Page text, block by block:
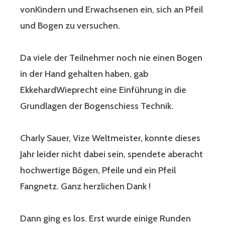
vonKindern und Erwachsenen ein, sich an Pfeil
und Bogen zu versuchen.
Da viele der Teilnehmer noch nie einen Bogen
in der Hand gehalten haben, gab
EkkehardWieprecht eine Einführung in die
Grundlagen der Bogenschiess Technik.
Charly Sauer, Vize Weltmeister, konnte dieses
Jahr leider nicht dabei sein, spendete aberacht
hochwertige Bögen, Pfeile und ein Pfeil
Fangnetz. Ganz herzlichen Dank !
Dann ging es los. Erst wurde einige Runden